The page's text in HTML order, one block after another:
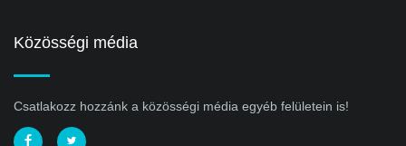
Közösségi média
Csatlakozz hozzánk a közösségi média egyéb felületein is!